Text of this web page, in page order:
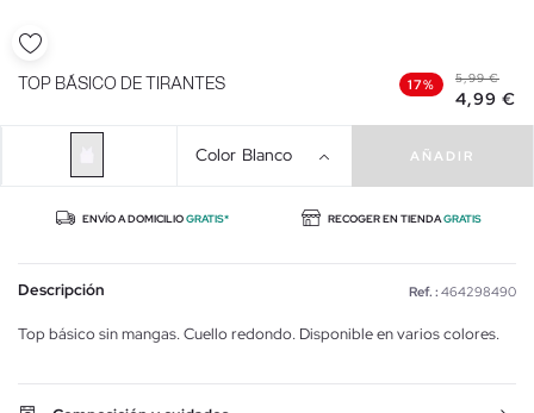
TOP BÁSICO DE TIRANTES 17% 5,99 €
4,99 €
Color Blanco AÑADIR
ENVÍO A DOMICILIOGRATIS* RECOGER EN TIENDAGRATIS
Descripción Ref. : 464298490
Top básico sin mangas. Cuello redondo. Disponible en varios colores.